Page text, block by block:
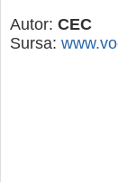
Autor: CEC
Sursa: